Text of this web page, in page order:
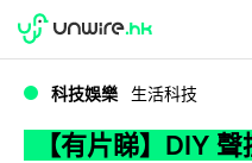
WWDC 2026
科技娛樂 生活科技
【有片睇】DIY